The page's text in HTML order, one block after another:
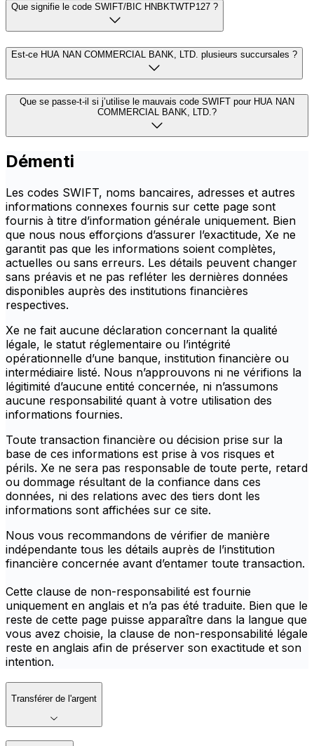
Que signifie le code SWIFT/BIC HNBKTWTP127 ?
Est-ce HUA NAN COMMERCIAL BANK, LTD. plusieurs succursales ?
Que se passe-t-il si j’utilise le mauvais code SWIFT pour HUA NAN
COMMERCIAL BANK, LTD.?
Démenti
Les codes SWIFT, noms bancaires, adresses et autres
informations connexes fournis sur cette page sont
fournis à titre d’information générale uniquement. Bien
que nous nous efforçions d’assurer l’exactitude, Xe ne
garantit pas que les informations soient complètes,
actuelles ou sans erreurs. Les détails peuvent changer
sans préavis et ne pas refléter les dernières données
disponibles auprès des institutions financières
respectives.
Xe ne fait aucune déclaration concernant la qualité
légale, le statut réglementaire ou l’intégrité
opérationnelle d’une banque, institution financière ou
intermédiaire listé. Nous n’approuvons ni ne vérifions la
légitimité d’aucune entité concernée, ni n’assumons
aucune responsabilité quant à votre utilisation des
informations fournies.
Toute transaction financière ou décision prise sur la
base de ces informations est prise à vos risques et
périls. Xe ne sera pas responsable de toute perte, retard
ou dommage résultant de la confiance dans ces
données, ni des relations avec des tiers dont les
informations sont affichées sur ce site.
Nous vous recommandons de vérifier de manière
indépendante tous les détails auprès de l’institution
financière concernée avant d’entamer toute transaction.
Cette clause de non-responsabilité est fournie
uniquement en anglais et n’a pas été traduite. Bien que le
reste de cette page puisse apparaître dans la langue que
vous avez choisie, la clause de non-responsabilité légale
reste en anglais afin de préserver son exactitude et son
intention.
Transférer de l'argent